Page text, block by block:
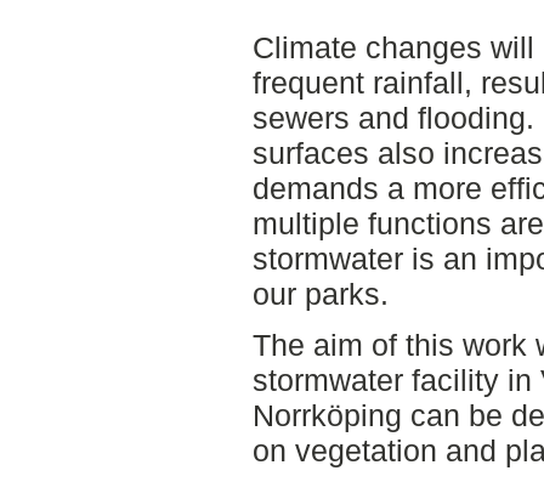
Climate changes
frequent rainfall,
sewers and
surfaces also
demands a more
multiple functions
stormwater is an
our parks.
The aim of this work
stormwater facility
Norrköping can be
on vegetation and